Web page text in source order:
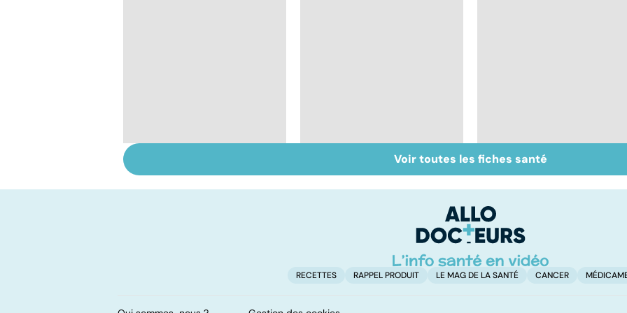
comment s'en
ménopause
Sexualité, infertilité
et PMA, des liens
Voir toutes les fiches santé
RECETTES RAPPEL PRODUIT LE MAG DE LA SANTÉ CANCER